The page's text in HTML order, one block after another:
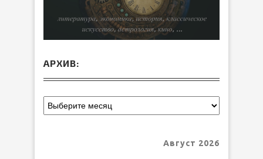
АРХИВ:
Август 2026